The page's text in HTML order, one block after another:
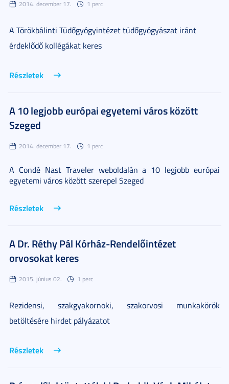
2014. december 17. 1 perc
A Törökbálinti Tüdőgyógyintézet tüdőgyógyászat iránt
érdeklődő kollégákat keres
Részletek
A 10 legjobb európai egyetemi város között
Szeged
2014. december 17. 1 perc
A Condé Nast Traveler weboldalán a 10 legjobb európai
egyetemi város között szerepel Szeged
Részletek
A Dr. Réthy Pál Kórház-Rendelőintézet
orvosokat keres
2015. június 02. 1 perc
Rezidensi, szakgyakornoki, szakorvosi munkakörök
betöltésére hirdet pályázatot
Részletek